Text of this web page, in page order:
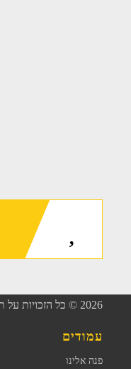
2026 © כל הזכויות על
עמודים
פנה אלינו